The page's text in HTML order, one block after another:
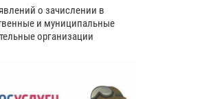
о зачислении в
и муниципальные
организации